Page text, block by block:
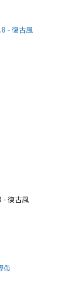
- 復古風